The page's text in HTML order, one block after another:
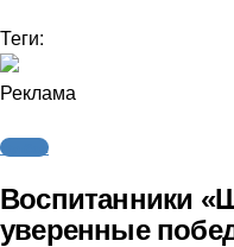
Теги:
Реклама
Футбол
Воспитанники
уверенные